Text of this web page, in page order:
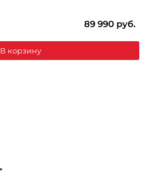
89 990 руб.
В корзину